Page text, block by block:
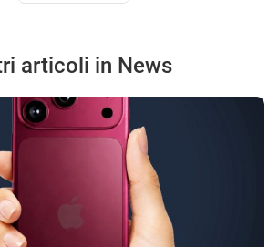
articoli in News